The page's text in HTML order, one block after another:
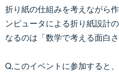
折り紙の仕組みを考えながら
ンピュータによる折り紙設計
なるのは「数学で考える面白
Q,このイベントに参加すると